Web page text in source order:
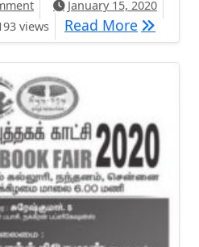
January 15, 2020
views Read More